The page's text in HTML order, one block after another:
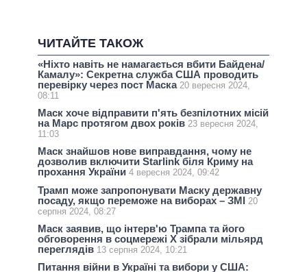
ЧИТАЙТЕ ТАКОЖ
«Ніхто навіть не намагається вбити Байдена/
Камалу»: Секретна служба США проводить
перевірку через пост Маска 20 вересня 2024,
08:11
Маск хоче відправити п'ять безпілотних місій
на Марс протягом двох років 23 вересня 2024,
11:03
Маск знайшов нове виправдання, чому не
дозволив включити Starlink біля Криму на
прохання України 4 вересня 2024, 09:42
Трамп може запропонувати Маску державну
посаду, якщо переможе на виборах – ЗМІ 20
серпня 2024, 08:27
Маск заявив, що інтерв'ю Трампа та його
обговорення в соцмережі X зібрали мільярд
переглядів 13 серпня 2024, 10:21
Питання війни в Україні та вибори у США: